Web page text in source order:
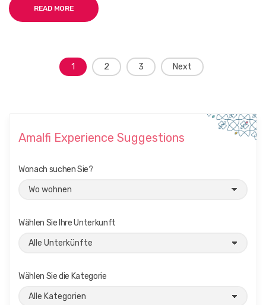
READ MORE
1 2 3 Next
Amalfi Experience Suggestions
Wonach suchen Sie?
Wählen Sie Ihre Unterkunft
Wählen Sie die Kategorie